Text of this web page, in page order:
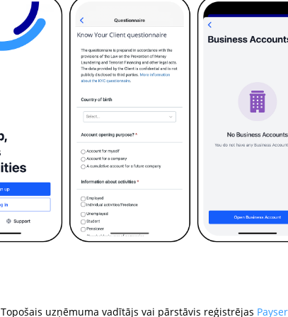
Topošais uzņēmuma vadītājs vai pārstāvis reģistrējas